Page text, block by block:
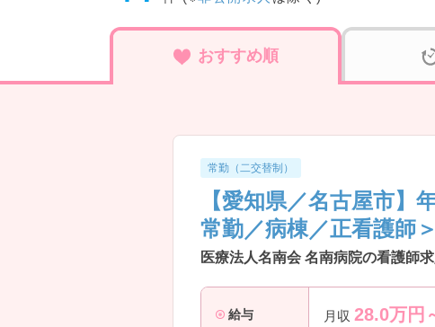
おすすめ順
常勤（二交替制）
【愛知県／名古屋市】
常勤／病棟／正看護師＞
医療法人名南会 名南病院の看護師
給与 月収 28.0万円